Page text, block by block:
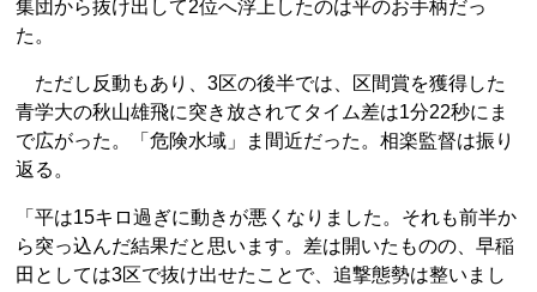
集団から抜け出して2位へ浮上したのは平のお手柄だっ
た。
ただし反動もあり、3区の後半では、区間賞を獲得した
青学大の秋山雄飛に突き放されてタイム差は1分22秒にま
で広がった。「危険水域」ま間近だった。相楽監督は振り
返る。
「平は15キロ過ぎに動きが悪くなりました。それも前半か
ら突っ込んだ結果だと思います。差は開いたものの、早稲
田としては3区で抜け出せたことで、追撃態勢は整いまし